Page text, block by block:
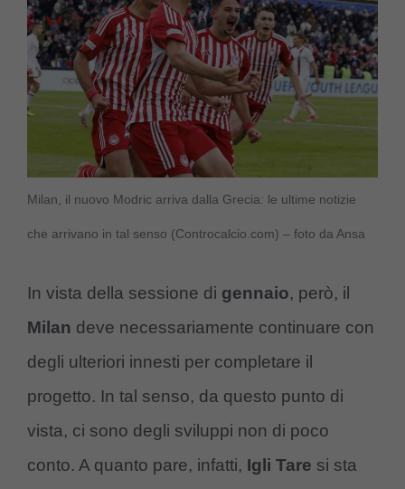
Milan, il nuovo Modric arriva dalla Grecia: le ultime notizie
che arrivano in tal senso (Controcalcio.com) – foto da Ansa
In vista della sessione di gennaio, però, il
Milan deve necessariamente continuare con
degli ulteriori innesti per completare il
progetto. In tal senso, da questo punto di
vista, ci sono degli sviluppi non di poco
conto. A quanto pare, infatti, Igli Tare si sta